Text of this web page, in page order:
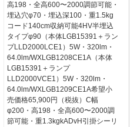
高198・全高600〜2000調節可能・
埋込穴φ70・埋込深100・重1.5kg
コード140cm収納可能4HV半埋込
タイプφ90（本体LGB15391＋ラン
プLLD2000LCE1）5W・320lm・
64.0lm/WXLGB1208CE1A（本体
LGB15391＋ランプ
LLD2000VCE1）5W・320lm・
64.0lm/WXLGB1209CE1A希望小
売価格65,900円（税抜）C幅
φ200・高198・全高600〜2000調
節可能・重1.3kgkADvH引掛シーリ